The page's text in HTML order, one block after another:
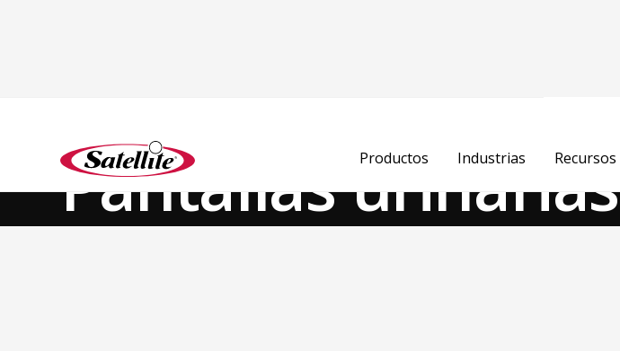
Productos Industrias Recursos
Pantallas urinarias